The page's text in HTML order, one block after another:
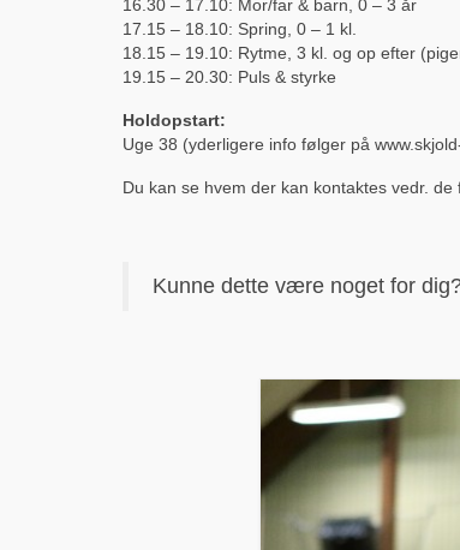
16.30 – 17.10: Mor/far & barn, 0 – 3 år
17.15 – 18.10: Spring, 0 – 1 kl.
18.15 – 19.10: Rytme, 3 kl. og op efter
19.15 – 20.30: Puls & styrke
Holdopstart:
Uge 38 (yderligere info følger på
Du kan se hvem der kan kontaktes vedr. de
Kunne dette være noget for